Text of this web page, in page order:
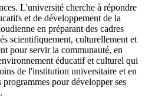
L'université cherche à répondre
et de développement de la
en préparant des cadres
scientifiquement, culturellement et
pour servir la communauté, en
éducatif et culturel qui
de l'institution universitaire et en
programmes pour développer ses